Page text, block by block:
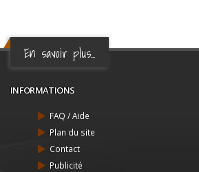
En savoir plus...
INFORMATIONS
FAQ / Aide
Plan du site
Contact
Publicité